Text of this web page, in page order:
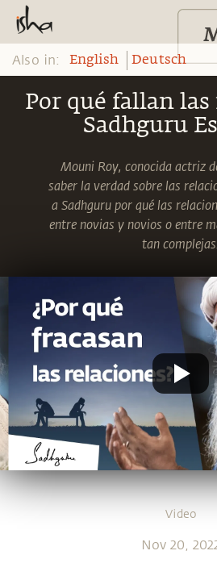
Also in: English Deutsch
Por qué fallan las
Sadhguru
Mouni Roy, conocida actriz
saber la verdad sobre las
a Sadhguru por qué las
entre novias y novios o entre
tan complejas.
Video
Nov 20,